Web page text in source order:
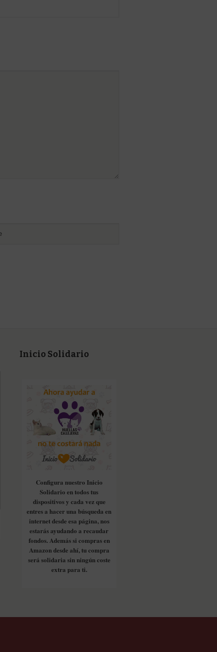
Inicio Solidario
Configura nuestro Inicio
Solidario en todos tus
dispositivos y cada vez que
entres a hacer una búsqueda en
internet desde esa página, nos
estarás ayudando a recaudar
fondos. Además si compras en
Amazon desde ahí, tu compra
será solidaria sin ningún coste
extra para ti.